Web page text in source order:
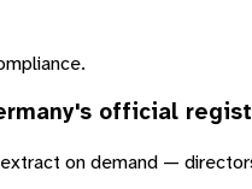
's official
on demand —